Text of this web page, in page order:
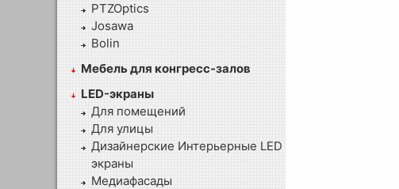
PTZOptics
Josawa
Bolin
Мебель для конгресс-залов
LED-экраны
Для помещений
Для улицы
Дизайнерские Интерьерные LED
экраны
Медиафасады